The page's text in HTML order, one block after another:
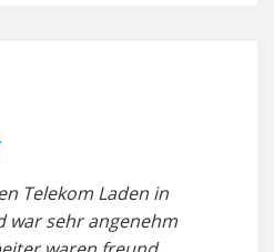
Telekom Laden in
war sehr angenehm